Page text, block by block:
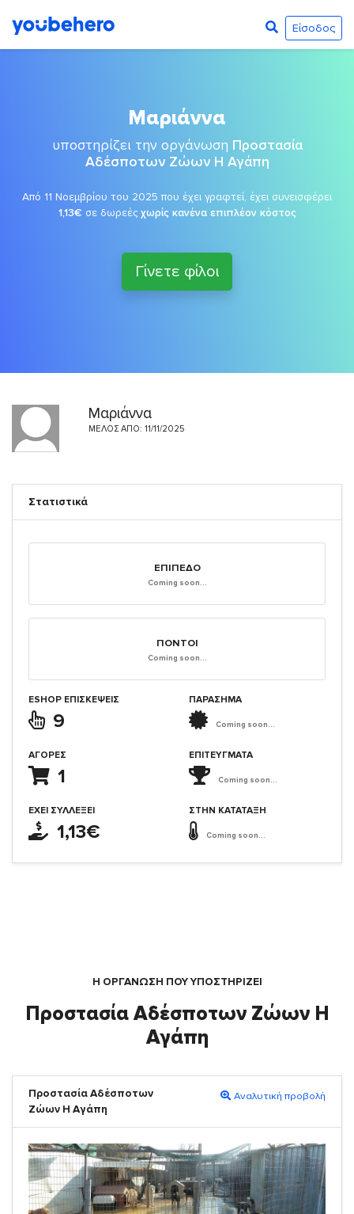
Είσοδος
Μαριάννα
υποστηρίζει την οργάνωση Προστασία
Αδέσποτων Ζώων Η Αγάπη
Από 11 Νοεμβρίου του 2025 που έχει γραφτεί, έχει συνεισφέρει
1,13€ σε δωρεές χωρίς κανένα επιπλέον κόστος
Γίνετε φίλοι
Μαριάννα
ΜΈΛΟΣ ΑΠΌ: 11/11/2025
Στατιστικά
ΕΠΊΠΕΔΟ
Coming soon...
ΠΌΝΤΟΙ
Coming soon...
ESHOP ΕΠΙΣΚΈΨΕΙΣ
9
ΑΓΟΡΈΣ
1
ΈΧΕΙ ΣΥΛΛΈΞΕΙ
1,13€
ΠΑΡΑΣΗΜΑ
Coming soon...
ΕΠΙΤΕΎΓΜΑΤΑ
Coming soon...
ΣΤΗΝ ΚΑΤΆΤΑΞΗ
Coming soon...
Η ΟΡΓΆΝΩΣΗ ΠΟΥ ΥΠΟΣΤΗΡΙΖΕΙ
Προστασία Αδέσποτων Ζώων Η
Αγάπη
Προστασία Αδέσποτων
Ζώων Η Αγάπη
Αναλυτική προβολή